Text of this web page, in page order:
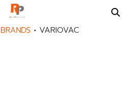
BRANDS • VARIOVAC